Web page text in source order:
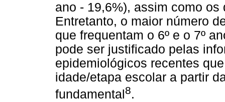
ano - 19,6%), assim como
Entretanto, o maior número
que frequentam o 6º e o 7º
pode ser justificado pelas
epidemiológicos recentes
idade/etapa escolar a partir
fundamental 8.